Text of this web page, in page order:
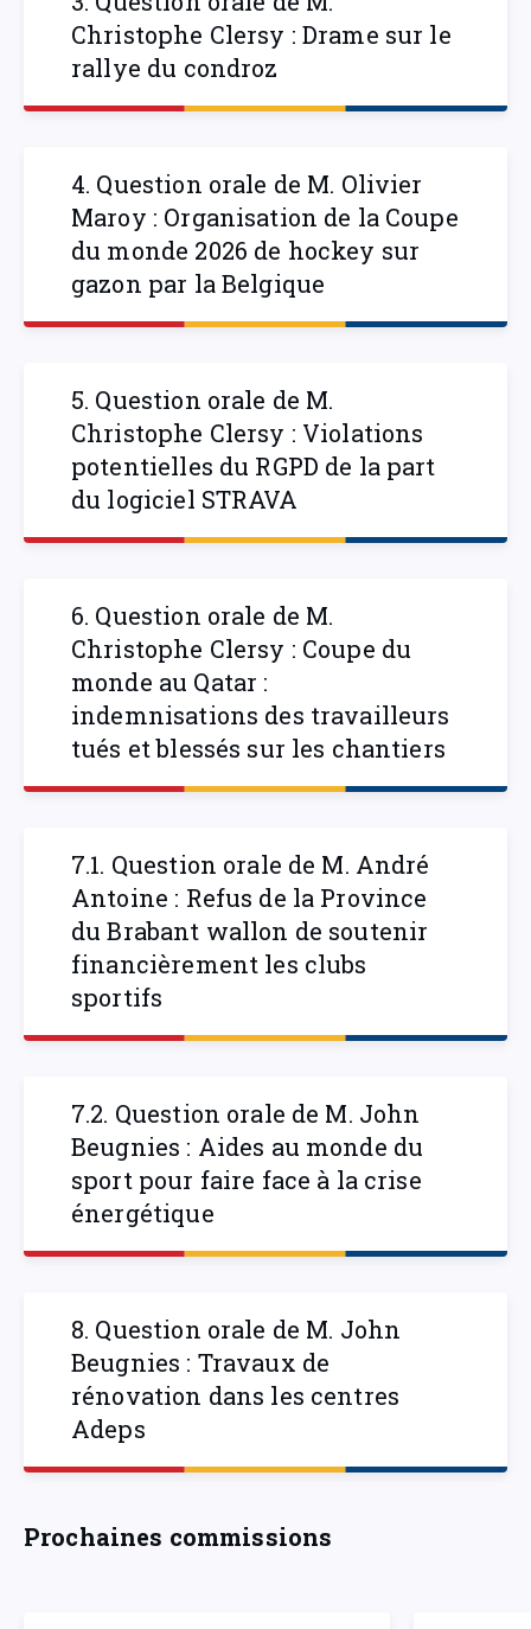
Christophe Clersy : Drame sur le
rallye du condroz
4. Question orale de M. Olivier
Maroy : Organisation de la Coupe
du monde 2026 de hockey sur
gazon par la Belgique
5. Question orale de M.
Christophe Clersy : Violations
potentielles du RGPD de la part
du logiciel STRAVA
6. Question orale de M.
Christophe Clersy : Coupe du
monde au Qatar :
indemnisations des travailleurs
tués et blessés sur les chantiers
7.1. Question orale de M. André
Antoine : Refus de la Province
du Brabant wallon de soutenir
financièrement les clubs
sportifs
7.2. Question orale de M. John
Beugnies : Aides au monde du
sport pour faire face à la crise
énergétique
8. Question orale de M. John
Beugnies : Travaux de
rénovation dans les centres
Adeps
Prochaines commissions